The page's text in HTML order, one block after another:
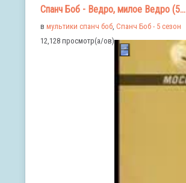
Спанч Боб - Ведро, милое Ведро (5...
в мультики спанч боб Спанч Боб - 5 сезон
12,128 просмотр(а/ов)